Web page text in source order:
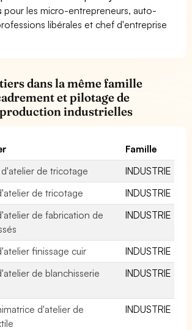
pour les micro-entrepreneurs, auto-
libérales et chef d'entreprise
dans la même famille
et pilotage de
industrielles
Famille
de tricotage
INDUSTRIE
de tricotage
INDUSTRIE
de fabrication de
INDUSTRIE
finissage cuir
INDUSTRIE
de blanchisserie
INDUSTRIE
d'atelier de
INDUSTRIE